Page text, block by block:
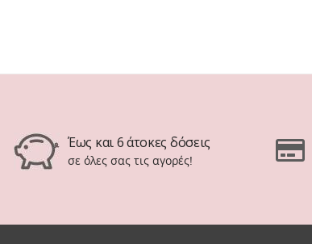
Έως και 6 άτοκες δόσεις
σε όλες σας τις αγορές!